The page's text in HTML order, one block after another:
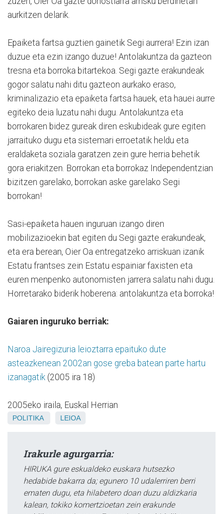
aurkitzen delarik.
Epaiketa fartsa guztien gainetik Segi aurrera! Ezin izan
duzue eta ezin izango duzue! Antolakuntza da gazteon
tresna eta borroka bitartekoa. Segi gazte erakundeak
gogor salatu nahi ditu gazteon aurkako eraso,
kriminalizazio eta epaiketa fartsa hauek, eta hauei aurre
egiteko deia luzatu nahi dugu. Antolakuntza eta
borrokaren bidez gureak diren eskubideak gure egiten
jarraituko dugu eta sistemari erroetatik heldu eta
eraldaketa soziala garatzen zein gure herria behetik
gora eriakitzen. Borrokan eta borrokaz Independentzian
bizitzen garelako, borrokan aske garelako Segi
borrokan!
Sasi-epaiketa hauen inguruan izango diren
mobilizazioekin bat egiten du Segi gazte erakundeak,
eta era berean, Oier Oa entregatzeko arriskuan izanik
Estatu frantses zein Estatu espainiar faxisten eta
euren menpenko autonomisten jarrera salatu nahi dugu.
Horretarako biderik hoberena: antolakuntza eta borroka!
Gaiaren inguruko berriak:
Naroa Jairegizuria leioztarra epaituko dute
asteazkenean 2002an gose greba batean parte hartu
izanagatik (2005 ira 18)
2005eko iraila, Euskal Herrian
POLITIKA LEIOA
Irakurle agurgarria:
HIRUKA gure eskualdeko euskara hutsezko
hedabide bakarra da; egunero 10 udalerriren berri
ematen dugu, eta hilabetero doan duzu aldizkaria
kalean, tokiko komertzioetan zein erakunde